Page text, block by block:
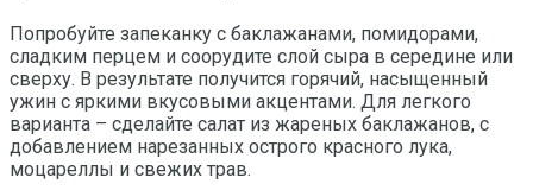
Попробуйте запеканку с баклажанами, помидорами,
сладким перцем и соорудите слой сыра в середине или
сверху. В результате получится горячий, насыщенный
ужин с яркими вкусовыми акцентами. Для легкого
варианта – сделайте салат из жареных баклажанов, с
добавлением нарезанных острого красного лука,
моцареллы и свежих трав.